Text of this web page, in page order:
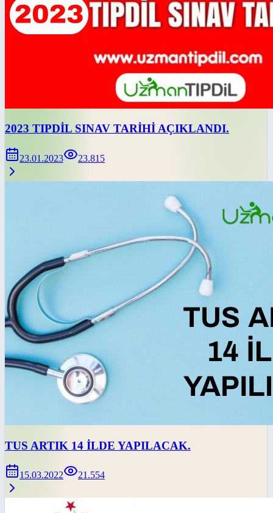
2023 TIPDİL SINAV TARİHİ AÇIKLANDI.
23.01.2023 23.815
TUS ARTIK 14 İLDE YAPILACAK.
15.03.2022 21.554